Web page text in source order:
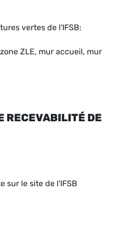
vertes de l'IFSB:
ZLE, mur accueil, mur
RECEVABILITÉ DE
sur le site de l'IFSB